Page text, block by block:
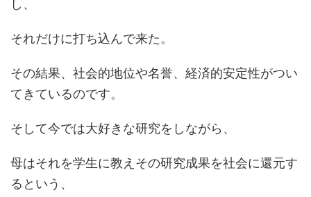
し、
それだけに打ち込んで来た。
その結果、社会的地位や名誉、経済的安定性がつい
てきているのです。
そして今では大好きな研究をしながら、
母はそれを学生に教えその研究成果を社会に還元す
るという、